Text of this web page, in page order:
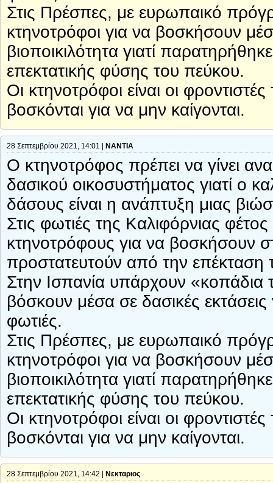
Στις Πρέσπες, με ευρωπαικό
κτηνοτρόφοι για να βοσκήσουν
βιοποικιλότητα γιατί
επεκτατικής φύσης του πεύκου.
Οι κτηνοτρόφοι είναι οι
βοσκόνται για να μην καίγονται.
28 Σεπτεμβρίου 2021, 14:01 | ΝΑΝΤΙΑ
Ο κτηνοτρόφος πρέπει να γίνει
δασικού οικοσυστήματος γιατί ο
δάσους είναι η ανάπτυξη μιας
Στις φωτιές της Καλιφόρνιας
κτηνοτρόφους για να βοσκήσουν
προστατευτούν από την επέκταση
Στην Ισπανία υπάρχουν
βόσκουν μέσα σε δασικές
φωτιές.
Στις Πρέσπες, με ευρωπαικό
κτηνοτρόφοι για να βοσκήσουν
βιοποικιλότητα γιατί
επεκτατικής φύσης του πεύκου.
Οι κτηνοτρόφοι είναι οι
βοσκόνται για να μην καίγονται.
28 Σεπτεμβρίου 2021, 14:42 | Νεκταριος